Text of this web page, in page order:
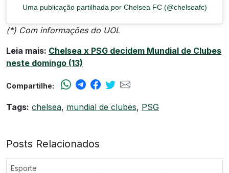
Uma publicação partilhada por Chelsea FC (@chelseafc)
(*) Com informações do UOL
Leia mais: Chelsea x PSG decidem Mundial de Clubes
neste domingo (13)
Compartilhe:
Tags: chelsea, mundial de clubes, PSG
Posts Relacionados
Esporte